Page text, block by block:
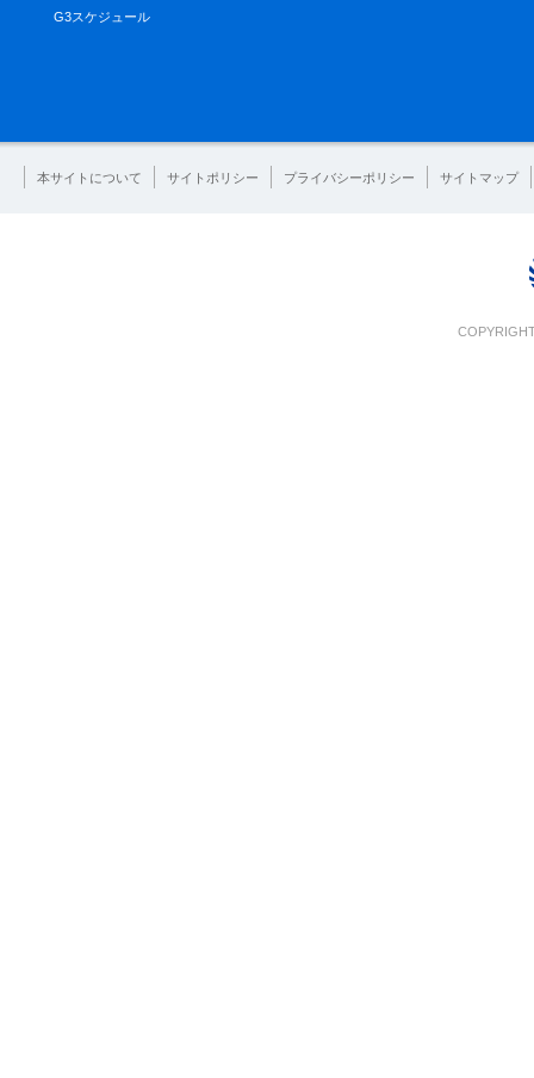
G3スケジュール
本サイトについて サイトポリシー プライバシーポリシー サイトマップ